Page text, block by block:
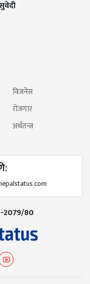
विजनेस
रोजगार
अर्थतन्त्र
2079/80